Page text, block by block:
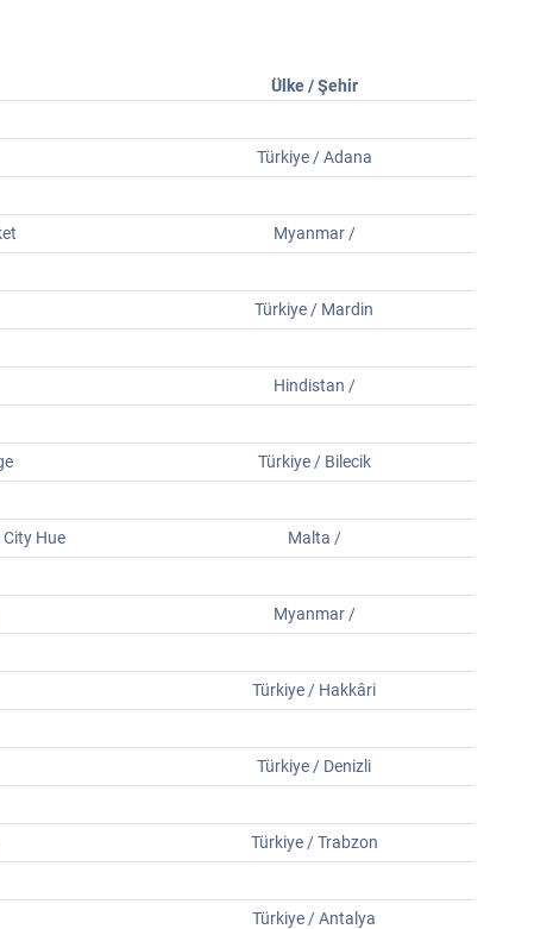
Ülke / Şehir
Türkiye / Adana
Myanmar /
Türkiye / Mardin
Hindistan /
Türkiye / Bilecik
Hue Malta /
Myanmar /
Türkiye / Hakkâri
Türkiye / Denizli
Türkiye / Trabzon
Türkiye / Antalya